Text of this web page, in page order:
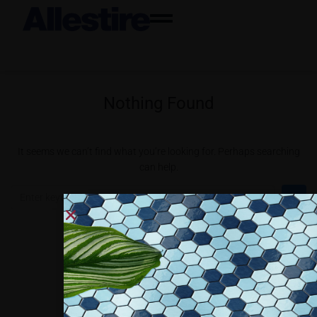
Collaboriamo con